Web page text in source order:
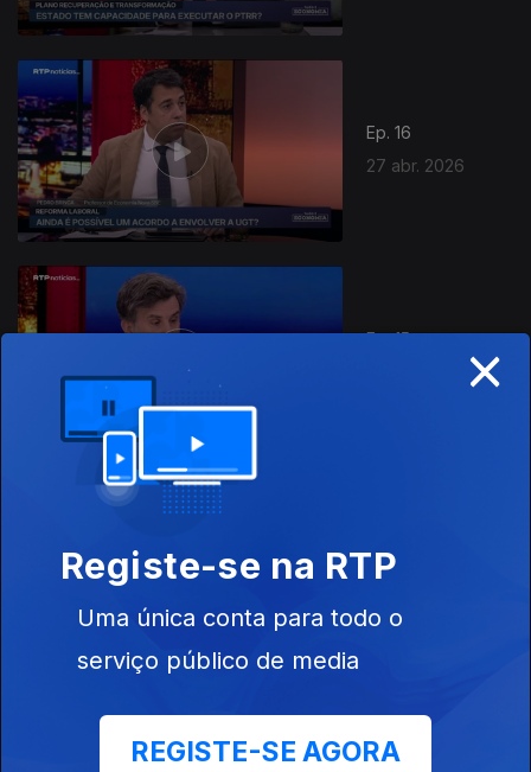
Ep. 16
27 abr. 2026
Ep. 15
Ep. 14
Ep. 14
×
Registe-se na RTP
Uma única conta para todo o
serviço público de media
REGISTE-SE AGORA